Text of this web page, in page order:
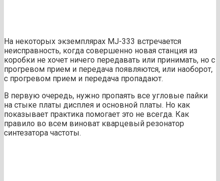
На некоторых экземплярах MJ-333 встречается
неисправность, когда совершенно новая станция из
коробки не хочет ничего передавать или принимать, но с
прогревом прием и передача появляются, или наоборот,
с прогревом прием и передача пропадают.
В первую очередь, нужно пропаять все угловые пайки
на стыке платы дисплея и основной платы. Но как
показывает практика помогает это не всегда. Как
правило во всем виноват кварцевый резонатор
синтезатора частоты.